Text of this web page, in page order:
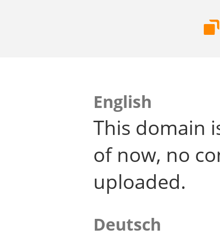
English
This domain
of now, no
uploaded.
Deutsch